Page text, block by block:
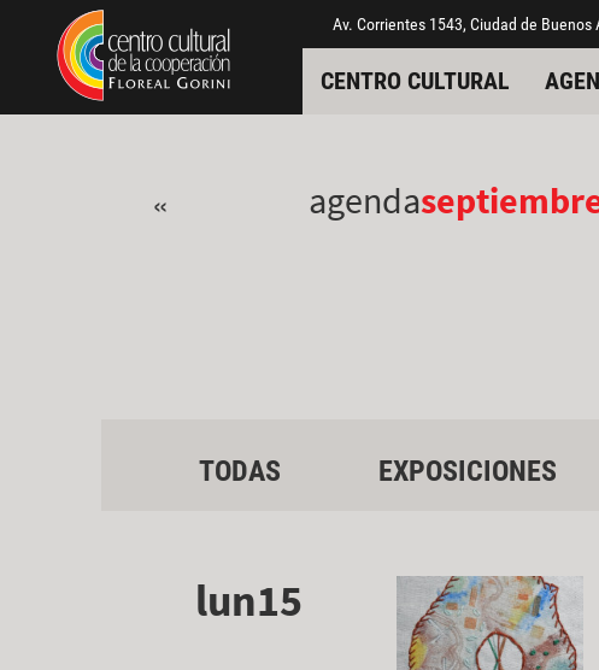
Pasar al contenido principal
Jump to main content Av. Corrientes 1543, Ciudad de
CENTRO CULTURAL
« agenda
TODAS EXPOSICIONES
lun15